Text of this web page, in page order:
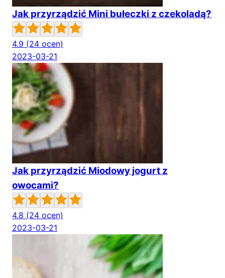
Jak przyrządzić Mini bułeczki z czekoladą?
4.9 (24 ocen)
2023-03-21
Jak przyrządzić Miodowy jogurt z
owocami?
4.8 (24 ocen)
2023-03-21